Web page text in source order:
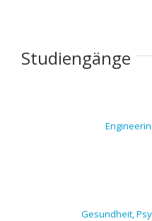
Studiengänge
Gesundheit,